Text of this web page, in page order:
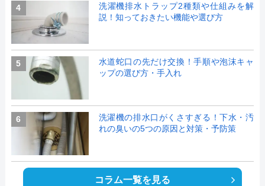
4
洗濯機排水トラップ2種類や仕組みを解
説！知っておきたい機能や選び方
5
水道蛇口の先だけ交換！手順や泡沫キャ
ップの選び方・手入れ
6
洗濯機の排水口がくさすぎる！下水・汚
れの臭いの5つの原因と対策・予防策
コラム一覧を見る